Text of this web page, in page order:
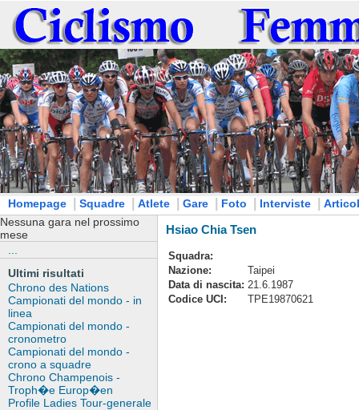
Homepage Squadre Atlete Gare Foto Interviste
Nessuna gara nel prossimo
mese
Ultimi risultati
Chrono des Nations
Campionati del mondo - in
linea
Campionati del mondo -
cronometro
Campionati del mondo -
crono a squadre
Chrono Champenois -
Troph�e Europ�en
Profile Ladies Tour-generale
Hsiao Chia Tsen
Squadra:
Nazione:
Taipei
Data di nascita: 21.6.1987
Codice UCI:
TPE19870621